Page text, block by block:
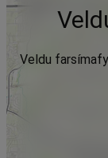
Veldu